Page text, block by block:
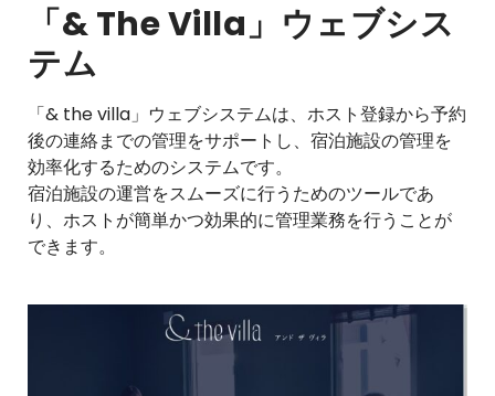
「& The Villa」ウェブシス
テム
「& the villa」ウェブシステムは、ホスト登録から予約
後の連絡までの管理をサポートし、宿泊施設の管理を
効率化するためのシステムです。
宿泊施設の運営をスムーズに行うためのツールであ
り、ホストが簡単かつ効果的に管理業務を行うことが
できます。